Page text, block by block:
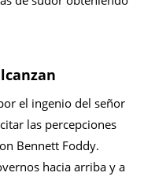
el ingenio del señor
las percepciones
Bennett Foddy.
hacia arriba y a